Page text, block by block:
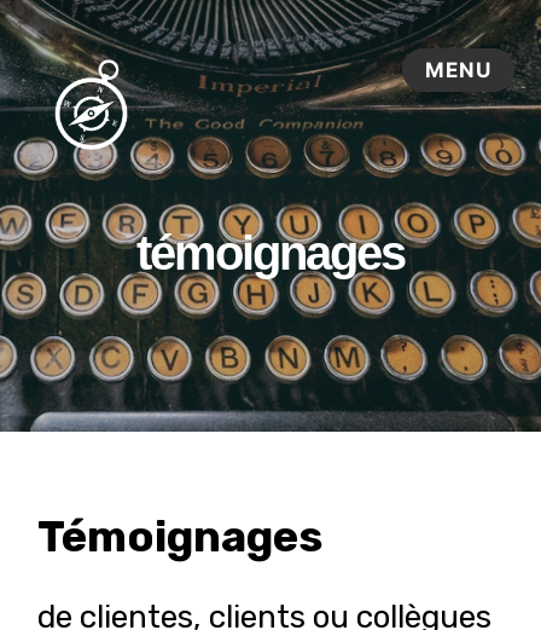
témoignages
Témoignages
de clientes, clients ou collègues